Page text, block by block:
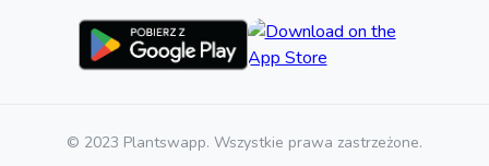
© 2023 Plantswapp. Wszystkie prawa zastrzeżone.